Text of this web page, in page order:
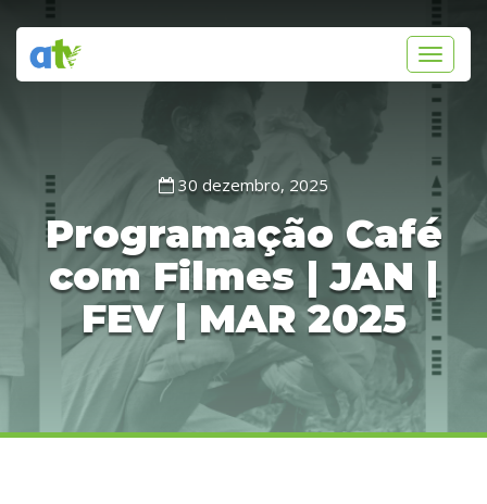
Toggle
30 dezembro, 2025
Programação Café
com Filmes | JAN |
FEV | MAR 2025